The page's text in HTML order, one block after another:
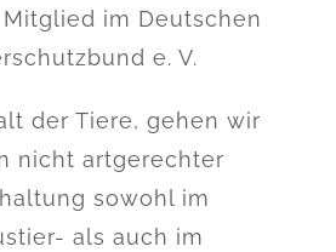
im Deutschen
e. V.
der Tiere, gehen wir
nicht artgerechter
sowohl im
als auch im